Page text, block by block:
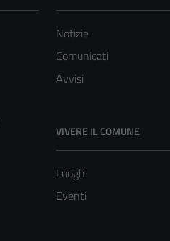
Notizie
Comunicati
Avvisi
VIVERE IL COMUNE
Luoghi
Eventi